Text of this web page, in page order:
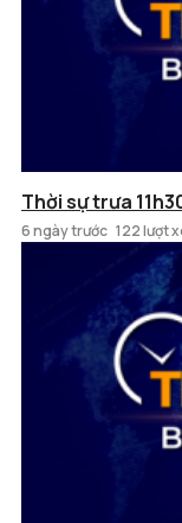
Thời sự trưa
6 ngày trước 122 lượt